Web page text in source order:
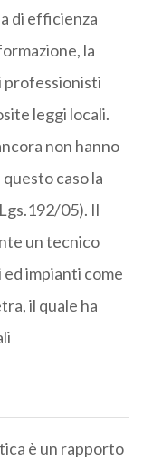
di efficienza
la
professionisti
leggi locali.
non hanno
caso la
05). Il
un tecnico
impianti come
il quale ha
è un rapporto